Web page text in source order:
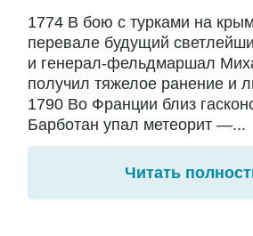
1774 В бою с турками на
перевале будущий
и генерал-фельдмаршал
получил тяжелое ранение и
1790 Во Франции близ
Барботан упал метеорит —...
Читать